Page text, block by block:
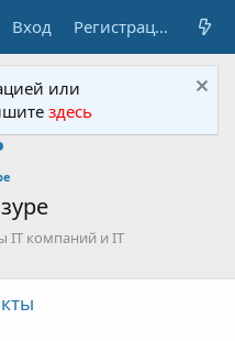
Вход Регистрация
или
здесь
IT компаний и IT